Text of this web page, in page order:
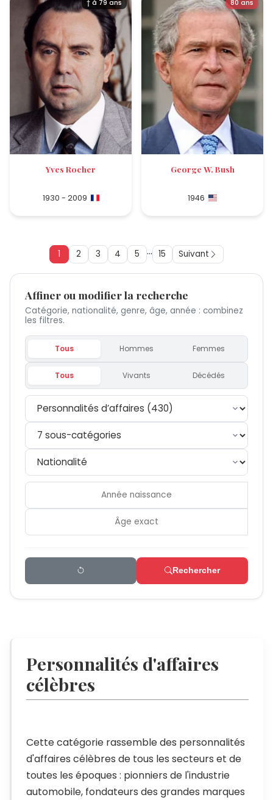
† à 79 ans
Yves Rocher
1930 - 2009
80 ans
George W. Bush
1946
1 2 3 4 5 ... 15 Suivant
Affiner ou modifier la recherche
Catégorie, nationalité, genre, âge, année : combinez
les filtres.
Tous Hommes Femmes
Tous Vivants Décédés
Rechercher
Personnalités d'affaires
célèbres
Cette catégorie rassemble des personnalités
d'affaires célèbres de tous les secteurs et de
toutes les époques : pionniers de l'industrie
automobile, fondateurs des grandes marques